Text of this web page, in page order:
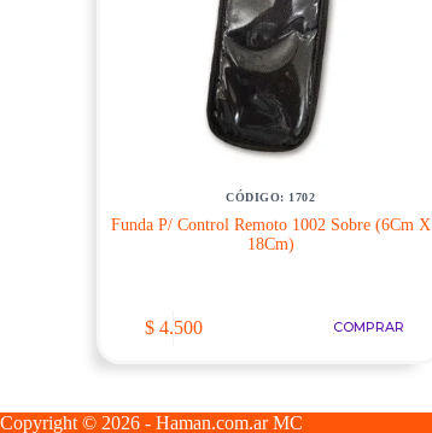
CÓDIGO: 1702
Funda P/ Control Remoto 1002 Sobre (6Cm X
18Cm)
$4.500 COMPRAR
Copyright © 2026 - Haman.com.ar MC